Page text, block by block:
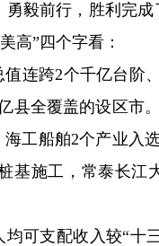
毅前行，胜利完
高”四个字看：
连跨2个千亿台阶
县全覆盖的设区市
工船舶2个产业入
施工，常泰长江
可支配收入较“十